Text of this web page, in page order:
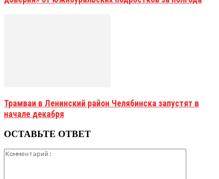
Трамваи в Ленинский район Челябинска запустят в
начале декабря
ОСТАВЬТЕ ОТВЕТ